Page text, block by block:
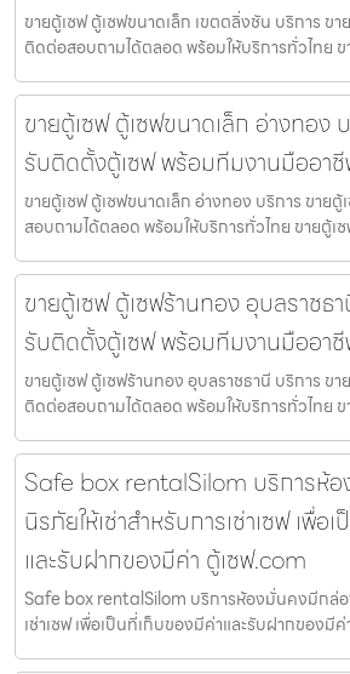
ขายตู้เซฟ ตู้เซฟขนาดเล็ก เขตตลิ่งชัน บริการ ข
ติดต่อสอบถามได้ตลอด พร้อมให้บริการทั่วไทย ข
ขายตู้เซฟ ตู้เซฟขนาดเล็ก อ่างทอง
รับติดตั้งตู้เซฟ พร้อมทีมงานมืออา
ขายตู้เซฟ ตู้เซฟขนาดเล็ก อ่างทอง บริการ ขาย
สอบถามได้ตลอด พร้อมให้บริการทั่วไทย ขายตู้เ
ขายตู้เซฟ ตู้เซฟร้านทอง อุบลราชธ
รับติดตั้งตู้เซฟ พร้อมทีมงานมืออา
ขายตู้เซฟ ตู้เซฟร้านทอง อุบลราชธานี บริการ ข
ติดต่อสอบถามได้ตลอด พร้อมให้บริการทั่วไทย ข
Safe box rentalSilom บริการห้
นิรภัยให้เช่าสำหรับการเช่าเซฟ เพื่อ
และรับฝากของมีค่า ตู้เซฟ.com
Safe box rentalSilom บริการห้องมั่นคงมีกล่อ
เช่าเซฟ เพื่อเป็นที่เก็บของมีค่าและรับฝากของมีค่